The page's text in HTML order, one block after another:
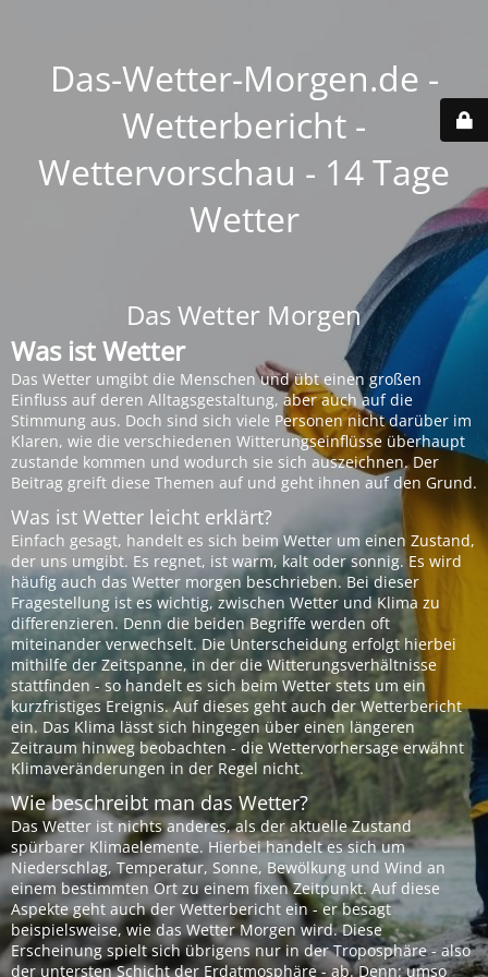
Das-Wetter-Morgen.de -
Wetterbericht -
Wettervorschau - 14 Tage
Wetter
Das Wetter Morgen
Was ist Wetter
Das Wetter umgibt die Menschen und übt einen großen
Einfluss auf deren Alltagsgestaltung, aber auch auf die
Stimmung aus. Doch sind sich viele Personen nicht darüber im
Klaren, wie die verschiedenen Witterungseinflüsse überhaupt
zustande kommen und wodurch sie sich auszeichnen. Der
Beitrag greift diese Themen auf und geht ihnen auf den Grund.
Was ist Wetter leicht erklärt?
Einfach gesagt, handelt es sich beim Wetter um einen Zustand,
der uns umgibt. Es regnet, ist warm, kalt oder sonnig. Es wird
häufig auch das Wetter morgen beschrieben. Bei dieser
Fragestellung ist es wichtig, zwischen Wetter und Klima zu
differenzieren. Denn die beiden Begriffe werden oft
miteinander verwechselt. Die Unterscheidung erfolgt hierbei
mithilfe der Zeitspanne, in der die Witterungsverhältnisse
stattfinden - so handelt es sich beim Wetter stets um ein
kurzfristiges Ereignis. Auf dieses geht auch der Wetterbericht
ein. Das Klima lässt sich hingegen über einen längeren
Zeitraum hinweg beobachten - die Wettervorhersage erwähnt
Klimaveränderungen in der Regel nicht.
Wie beschreibt man das Wetter?
Das Wetter ist nichts anderes, als der aktuelle Zustand
spürbarer Klimaelemente. Hierbei handelt es sich um
Niederschlag, Temperatur, Sonne, Bewölkung und Wind an
einem bestimmten Ort zu einem fixen Zeitpunkt. Auf diese
Aspekte geht auch der Wetterbericht ein - er besagt
beispielsweise, wie das Wetter Morgen wird. Diese
Erscheinung spielt sich übrigens nur in der Troposphäre - also
der untersten Schicht der Erdatmosphäre - ab. Denn: umso